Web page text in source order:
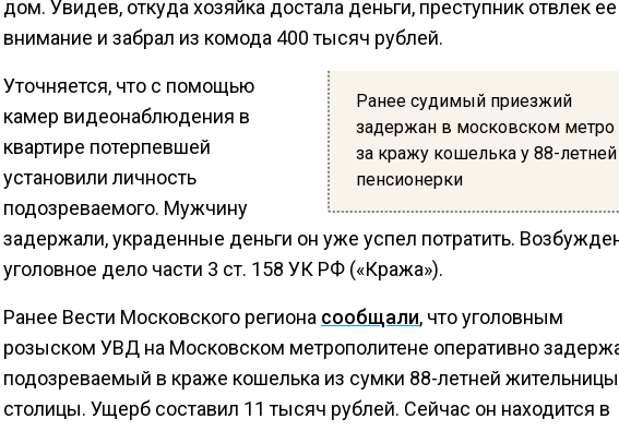
дом. Увидев, откуда хозяйка достала деньги, преступник отвлек ее
внимание и забрал из комода 400 тысяч рублей.
Ранее судимый приезжий
задержан в московском метро
за кражу кошелька у 88-летней
пенсионерки
Уточняется, что с помощью
камер видеонаблюдения в
квартире потерпевшей
установили личность
подозреваемого. Мужчину
задержали, украденные деньги он уже успел потратить.
уголовное дело части 3 ст. 158 УК РФ («Кража»).
Ранее Вести Московского региона сообщали, что уголовным
розыском УВД на Московском метрополитене оперативно
подозреваемый в краже кошелька из сумки 88-летней жительницы
столицы. Ущерб составил 11 тысяч рублей. Сейчас он находится в